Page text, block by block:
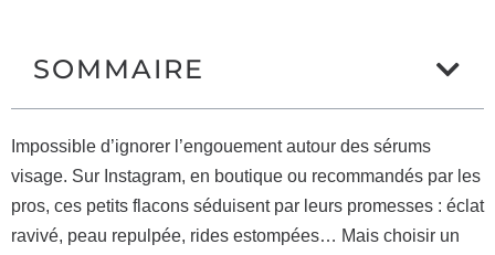
SOMMAIRE
Impossible d’ignorer l’engouement autour des sérums
visage. Sur Instagram, en boutique ou recommandés par les
pros, ces petits flacons séduisent par leurs promesses : éclat
ravivé, peau repulpée, rides estompées… Mais choisir un